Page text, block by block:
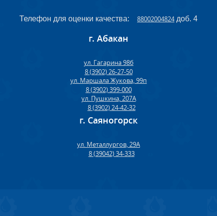
Телефон для оценки качества: 88002004824доб. 4
г. Абакан
ул. Гагарина 98б
8 (3902) 26-27-50
ул. Маршала Жукова, 99п
8 (3902) 399-000
ул. Пушкина, 207А
8 (3902) 24-42-32
г. Саяногорск
ул. Металлургов, 29А
8 (39042) 34-333